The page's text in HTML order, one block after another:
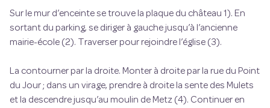
Sur le mur d’enceinte se trouve la plaque du château 1). En
sortant du parking, se diriger à gauche jusqu’à l’ancienne
mairie-école (2). Traverser pour rejoindre l’église (3).
La contourner par la droite. Monter à droite par la rue du Point
du Jour ; dans un virage, prendre à droite la sente des Mulets
et la descendre jusqu’au moulin de Metz (4). Continuer en